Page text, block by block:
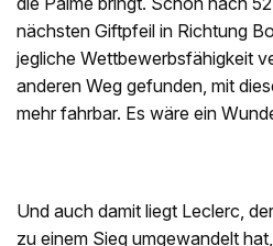
nächsten Giftpfeil in Richtung
jegliche Wettbewerbsfähigkeit
anderen Weg gefunden, mit
mehr fahrbar. Es wäre ein
Und auch damit liegt Leclerc,
zu einem Sieg umgewandelt